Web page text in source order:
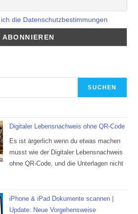
die Datenschutzbestimmungen
SUCHEN
Digitaler Lebensnachweis ohne QR-Code
Es ist ärgerlich wenn du etwas machen
musst wie der Digitaler Lebensnachweis
ohne QR-Code, und die Unterlagen nicht
iPhone & iPad Dokumente scannen |
Update: Neue Vorgehensweise